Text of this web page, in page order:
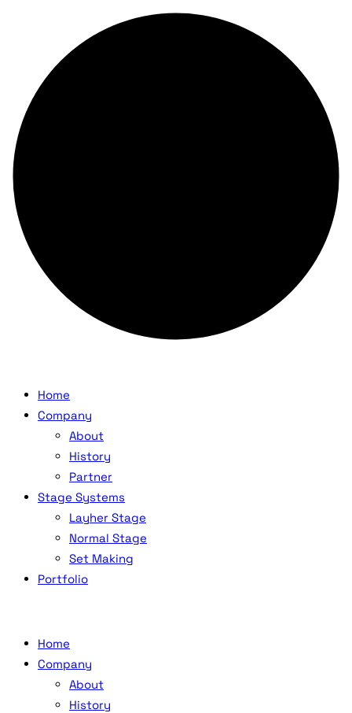
Home
Company
About
History
Partner
Stage Systems
Layher Stage
Normal Stage
Set Making
Portfolio
Home
Company
About
History